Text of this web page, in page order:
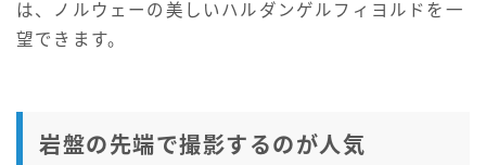
は、ノルウェーの美しいハルダンゲルフィヨルドを一
望できます。
岩盤の先端で撮影するのが人気